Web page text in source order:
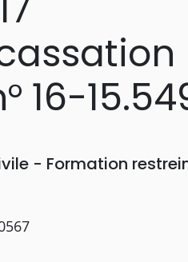
16-
- Formation